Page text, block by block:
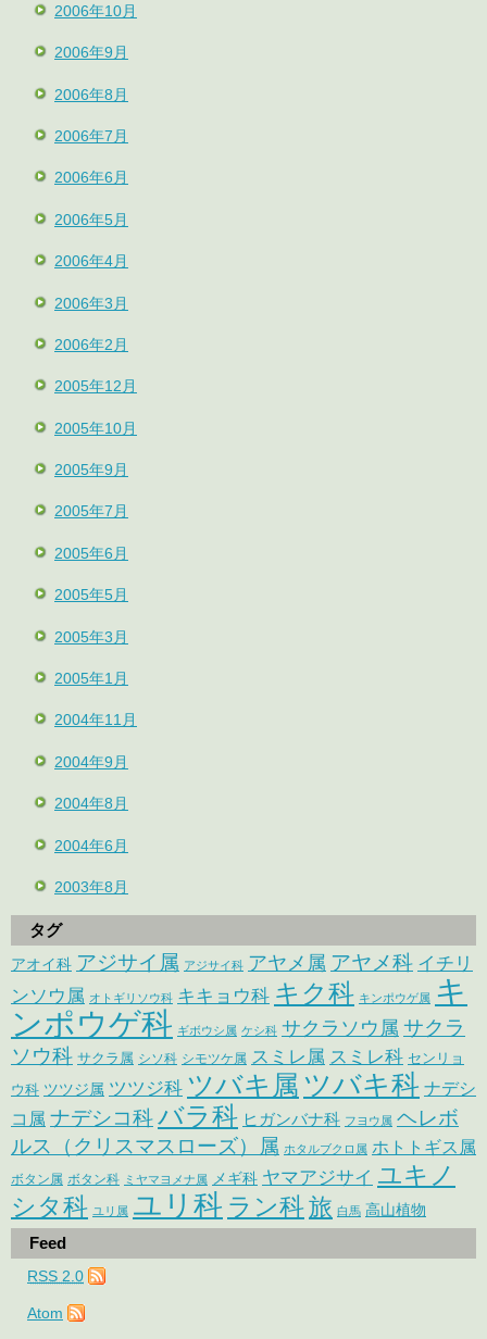
2006年10月
2006年9月
2006年8月
2006年7月
2006年6月
2006年5月
2006年4月
2006年3月
2006年2月
2005年12月
2005年10月
2005年9月
2005年7月
2005年6月
2005年5月
2005年3月
2005年1月
2004年11月
2004年9月
2004年8月
2004年6月
2003年8月
タグ
アオイ科 アジサイ属 アジサイ科 アヤメ属 アヤメ科 イチリ
ンソウ属 オトギリソウ科 キキョウ科 キク科 キンポウゲ属 キ
ンポウゲ科 ギボウシ属 ケシ科 サクラソウ属 サクラ
ソウ科 サクラ属 シソ科 シモツケ属 スミレ属 スミレ科 センリョ
ウ科 ツツジ属 ツツジ科 ツバキ属 ツバキ科 ナデシ
コ属 ナデシコ科バラ科 ヒガンバナ科 フヨウ属 ヘレボ
ルス（クリスマスローズ）属 ホタルブクロ属 ホトトギス属
ボタン属 ボタン科 ミヤマヨメナ属 メギ科 ヤマアジサイ ユキノ
シタ科 ユリ属 ユリ科 ラン科旅 白馬 高山植物
Feed
RSS 2.0
Atom